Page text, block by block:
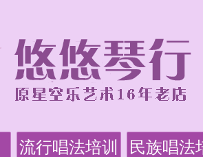
流行唱法培训 民族唱法